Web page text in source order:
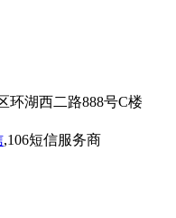
环湖西二路888号C楼
,106短信服务商